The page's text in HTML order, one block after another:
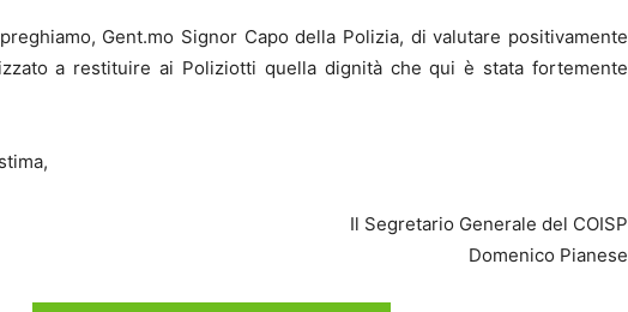
Gent.mo Signor Capo della Polizia, di valutare positivamente
a restituire ai Poliziotti quella dignità che qui è stata fortemente
Il Segretario Generale del COISP
Domenico Pianese